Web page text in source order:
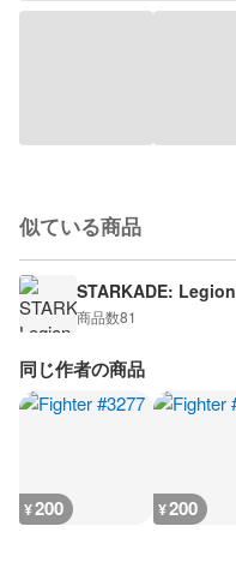
似ている商品
STARKADE: Legion
商品数81
同じ作者の商品
¥200 ¥200